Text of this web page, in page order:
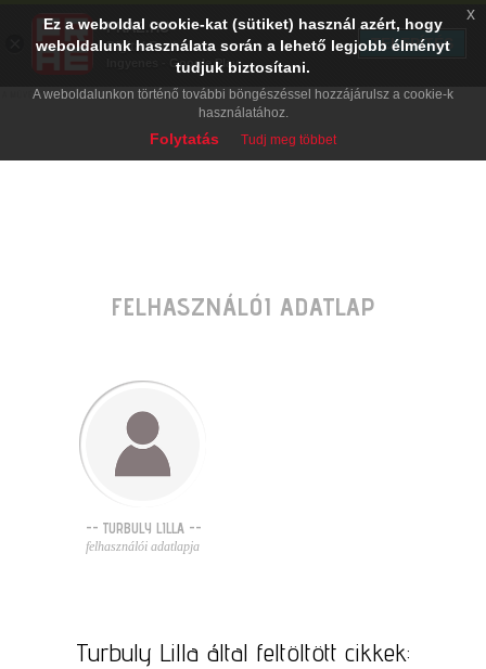
FELHASZNÁLÓI ADATLAP
-- TURBULY LILLA --
felhasználói adatlapja
Turbuly Lilla által feltöltött cikkek:
Ez a weboldal cookie-kat (sütiket) használ azért, hogy
weboldalunk használata során a lehető legjobb élményt
tudjuk biztosítani.
A weboldalunkon történő további böngészéssel hozzájárulsz a cookie-k
használatához.
Folytatás Tudj meg többet
x
PRAE.HU
Digital Evolution
Ingyenes - Google Play
TELEPÍTÉS